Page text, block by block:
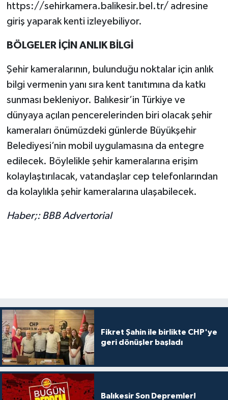
https://sehirkamera.balikesir.bel.tr/ adresine
giriş yaparak kenti izleyebiliyor.
BÖLGELER İÇİN ANLIK BİLGİ
Şehir kameralarının, bulunduğu noktalar için anlık
bilgi vermenin yanı sıra kent tanıtımına da katkı
sunması bekleniyor. Balıkesir’in Türkiye ve
dünyaya açılan pencerelerinden biri olacak şehir
kameraları önümüzdeki günlerde Büyükşehir
Belediyesi’nin mobil uygulamasına da entegre
edilecek. Böylelikle şehir kameralarına erişim
kolaylaştırılacak, vatandaşlar cep telefonlarından
da kolaylıkla şehir kameralarına ulaşabilecek.
Haber;: BBB Advertorial
Fikret Şahin ile birlikte CHP'ye
geri dönüşler başladı
Balıkesir Son Depremler!